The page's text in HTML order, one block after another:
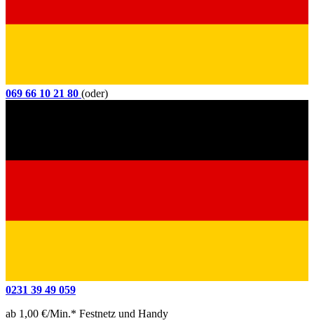
069 66 10 21 80 (oder)
0231 39 49 059
ab 1,00 €/Min.* Festnetz und Handy